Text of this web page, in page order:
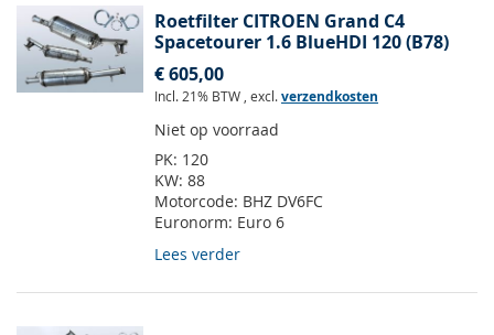
Roetfilter CITROEN Grand C4
Spacetourer 1.6 BlueHDI 120 (B78)
€ 605,00
Incl. 21% BTW , excl.verzendkosten
Niet op voorraad
PK: 120
KW: 88
Motorcode: BHZ DV6FC
Euronorm: Euro 6
Lees verder